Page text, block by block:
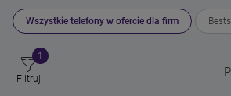
Wszystkie telefony w ofercie dla firm
Filtruj
1